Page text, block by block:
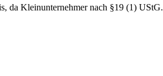
da Kleinunternehmer nach §19 (1) UStG.